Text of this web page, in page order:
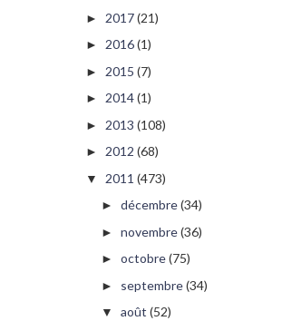
► 2017(21)
► 2016(1)
► 2015 (7)
► 2014(1)
► 2013 (108)
► 2012 (68)
▼ 2011 (473)
► décembre(34)
► novembre(36)
► octobre(75)
► septembre(34)
▼ août (52)